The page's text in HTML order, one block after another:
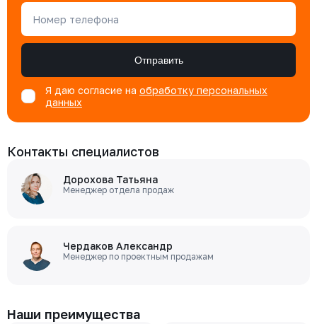
Номер телефона
Отправить
Я даю согласие на обработку персональных
данных
Контакты специалистов
Дорохова Татьяна
Менеджер отдела продаж
Чердаков Александр
Менеджер по проектным продажам
Наши преимущества